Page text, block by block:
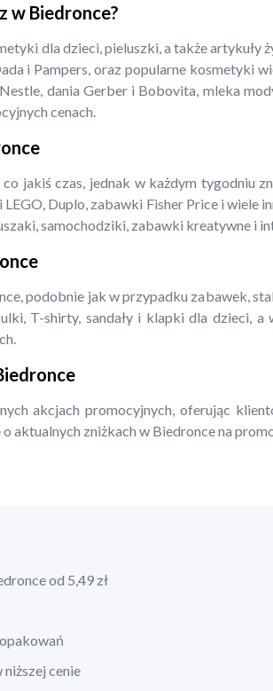
w Biedronce?
dla dzieci, pieluszki, a także
i Pampers, oraz popularne kosmetyki
dania Gerber i Bobovita, mleka
cenach.
jakiś czas, jednak w każdym tygodniu
Duplo, zabawki Fisher Price i
samochodziki, zabawki kreatywne i
podobnie jak w przypadku zabawek,
T-shirty, sandały i klapki dla dzieci,
akcjach promocyjnych, oferując
aktualnych zniżkach w Biedronce na
od 5,49 zł
niższej cenie